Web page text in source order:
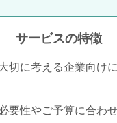
サービスの特徴
切に考える企業向け
要性やご予算に合わ